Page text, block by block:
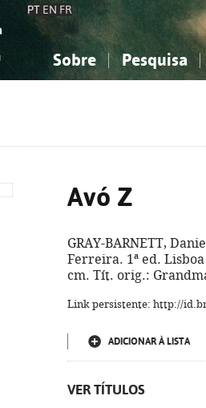
PT EN FR
Sobre Pesquisa
Avó Z
GRAY-BARNETT,
Ferreira. 1ª ed.
cm. Tít. orig.:
Link persistente: http://
ADICIONAR À LISTA
VER TÍTULOS